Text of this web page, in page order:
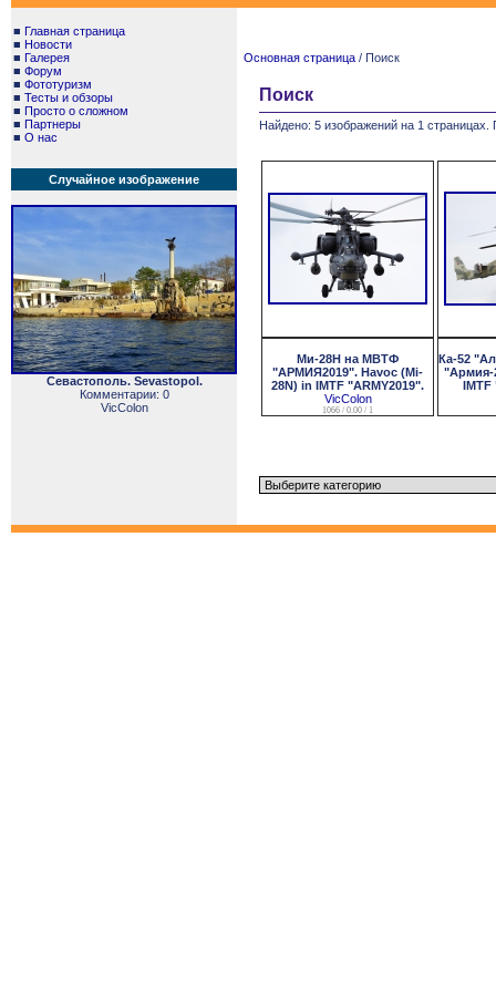
■ Главная страница
■ Новости
■ Галерея
■ Форум
■ Фототуризм
■ Тесты и обзоры
■ Просто о сложном
■ Партнеры
■ О нас
Случайное изображение
Севастополь. Sevastopol.
Комментарии: 0
VicColon
Основная страница / Поиск
Поиск
Найдено: 5 изображений на 1 страницах.
Ми-28Н на МВТФ
"АРМИЯ2019". Havoc (Mi-
28N) in IMTF "ARMY2019".
VicColon
1066 / 0.00 / 1
Ка-52
"Армия-
IMTF